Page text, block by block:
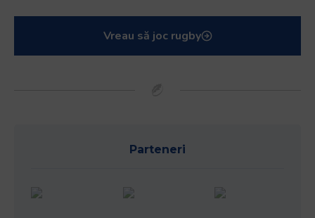
Vreau să joc rugby
Parteneri